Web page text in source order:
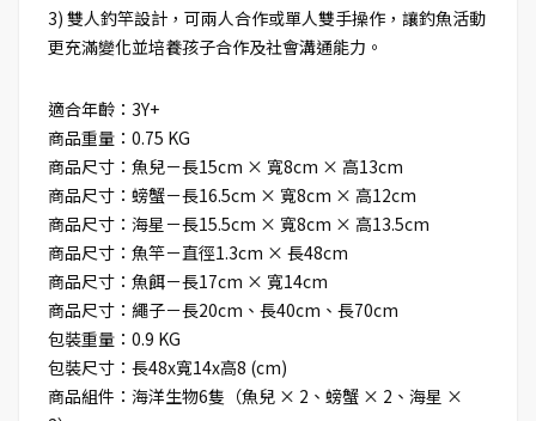
3) 雙人釣竿設計，可兩人合作或單人雙手操作，讓釣魚活動
更充滿變化並培養孩子合作及社會溝通能力。
適合年齡：3Y+
商品重量：0.75 KG
商品尺寸：魚兒－長15cm × 寬8cm × 高13cm
商品尺寸：螃蟹－長16.5cm × 寬8cm × 高12cm
商品尺寸：海星－長15.5cm × 寬8cm × 高13.5cm
商品尺寸：魚竿－直徑1.3cm × 長48cm
商品尺寸：魚餌－長17cm × 寬14cm
商品尺寸：繩子－長20cm、長40cm、長70cm
包裝重量：0.9 KG
包裝尺寸：長48x寬14x高8 (cm)
商品組件：海洋生物6隻（魚兒 × 2、螃蟹 × 2、海星 ×